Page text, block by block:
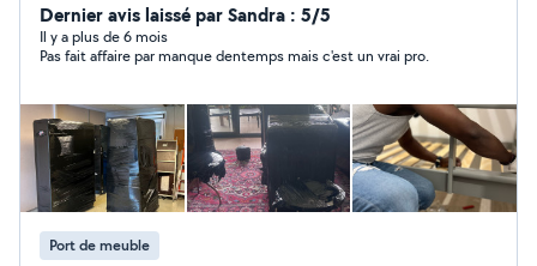
nécessaire pour mener a bien et en toute sérénité vos
projets. Votre confiance est capital pour nous.
Cordialement
Dernier avis laissé par Sandra : 5/5
Il y a plus de 6 mois
Pas fait affaire par manque dentemps mais c'est un vrai pro.
Port de meuble